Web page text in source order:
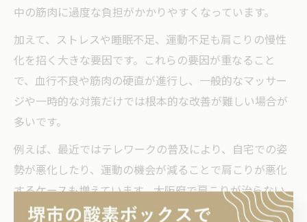
中の筋肉に過度な負担がかかりやすくなっています。
加えて、ストレスや睡眠不足、運動不足も肩こりの慢性
化を招く大きな要因です。これらの要因が重なること
で、血行不良や筋肉の硬直が進行し、一般的なマッサー
ジや一時的な対策だけでは根本的な改善が難しい場合が
多いです。
例えば、最近ではテレワークの普及により、自宅での姿
勢が悪化したり、運動の機会が減ることで肩こりが悪化
するケースも増えています。大阪府で肩こりが治らない
と感じる場合は、生活習慣や作業環境の見直しととも